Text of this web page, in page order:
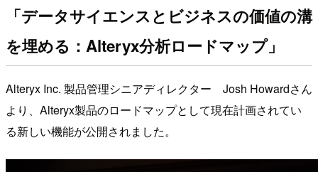
「データサイエンスとビジネスの価値の溝
を埋める：Alteryx分析ロードマップ」
Alteryx Inc. 製品管理シニアディレクター Josh Howardさん
より、Alteryx製品のロードマップとして現在計画されてい
る新しい機能が公開されました。